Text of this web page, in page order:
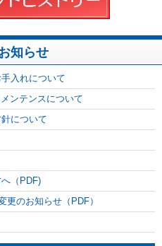
知らせ
入れについて
ンテンスについて
について
（PDF)
のお知らせ（PDF）